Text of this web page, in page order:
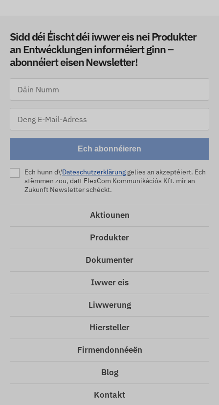
Sidd déi Éischt déi iwwer eis nei Produkter
an Entwécklungen informéiert ginn –
abonnéiert eisen Newsletter!
Ech abonnéieren
Ech hunn d\'Dateschutzerklärung gelies an akzeptéiert. Ech
stëmmen zou, datt FlexCom Kommunikációs Kft. mir an
Zukunft Newsletter schéckt.
Aktiounen
Produkter
Dokumenter
Iwwer eis
Liwwerung
Hiersteller
Firmendonnéeën
Blog
Kontakt